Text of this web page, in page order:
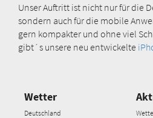
Unser Auftritt ist nicht nur für die
sondern auch für die mobile
gern kompakter und ohne viel
gibt´s unsere neu entwickelte
Wetter
Deutschland